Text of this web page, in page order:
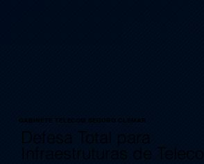
GABINETE TELECOM SEGURO CLEMAR
Defesa Total para
Infraestruturas de